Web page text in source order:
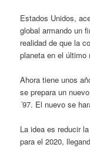
Estados Unidos,
global armando un
realidad de que la
planeta en el último
Ahora tiene unos
se prepara un
´97. El nuevo se
La idea es reducir
para el 2020,